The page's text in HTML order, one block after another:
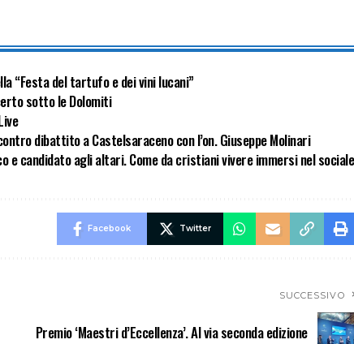
“Festa del tartufo e dei vini lucani”
sotto le Dolomiti
dibattito a Castelsaraceno con l’on. Giuseppe Molinari
e candidato agli altari. Come da cristiani vivere immersi nel sociale
Facebook Twitter
SUCCESSIVO
Premio ‘Maestri d’Eccellenza’. Al via seconda edizione